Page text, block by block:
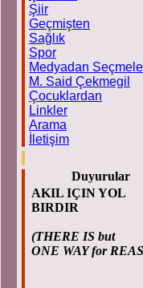
Şiir
Geçmişten
Sağlık
Spor
Medyadan
M. Said Çekmegil
Çocuklardan
Linkler
Arama
İletişim
Duyurular
AKIL IÇIN YOL
BIRDIR
(THERE IS but
ONE WAY for